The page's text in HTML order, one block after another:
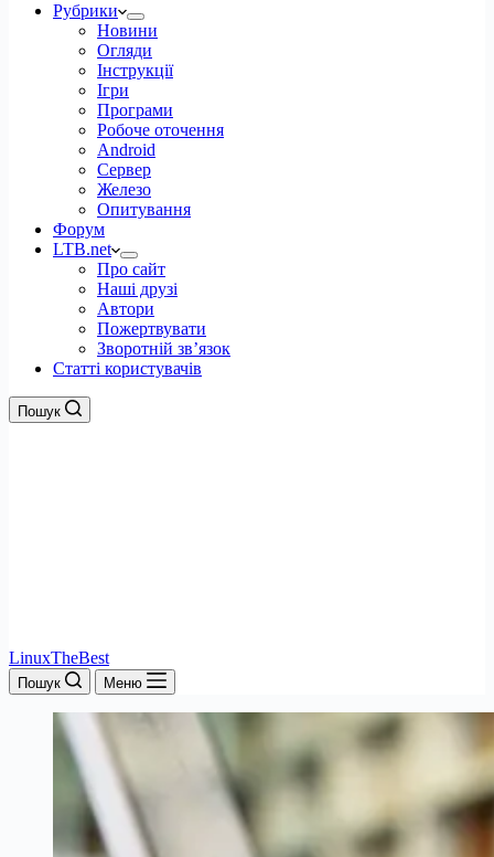
Рубрики
Новини
Огляди
Інструкції
Ігри
Програми
Робоче оточення
Android
Сервер
Железо
Опитування
Форум
LTB.net
Про сайт
Наші друзі
Автори
Пожертвувати
Зворотній зв’язок
Статті користувачів
Пошук
LinuxTheBest
Пошук Меню